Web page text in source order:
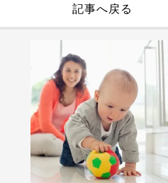
記事へ戻る